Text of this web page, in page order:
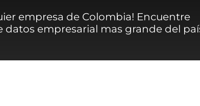
empresa de Colombia! Encuentre
datos empresarial mas grande del